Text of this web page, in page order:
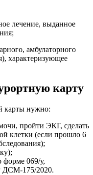
лечение, выданное
амбулаторного
характеризующее
карту
карты нужно:
пройти ЭКГ, сделать
клетки (если прошло 6
форме 069/у,
ДСМ-175/2020.